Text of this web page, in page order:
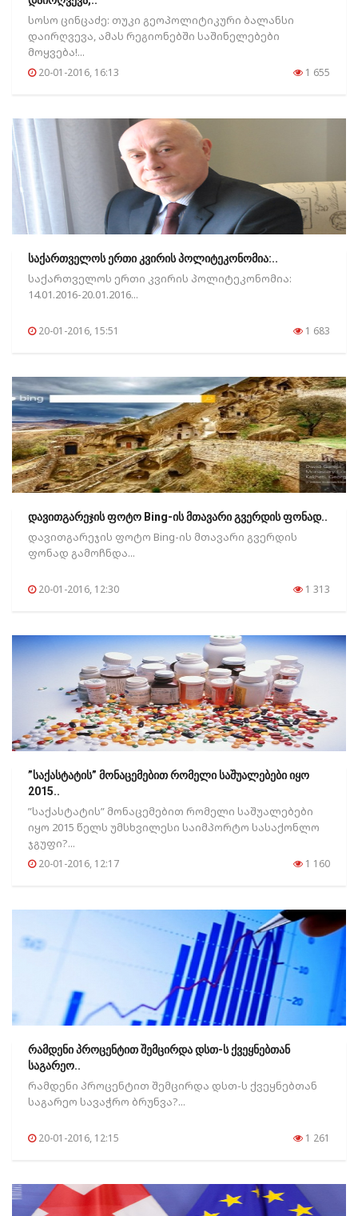
სოსო ცინცაძე: თუკი გეოპოლიტიკური ბალანსი
დაირღვევა, ამას რეგიონებში საშინელებები
მოყვება!...
20-01-2016, 16:13 1 655
საქართველოს ერთი კვირის პოლიტეკონომია:..
საქართველოს ერთი კვირის პოლიტეკონომია:
14.01.2016-20.01.2016...
20-01-2016, 15:51 1 683
დავითგარეჯის ფოტო Bing-ის მთავარი გვერდის ფონად..
დავითგარეჯის ფოტო Bing-ის მთავარი გვერდის
ფონად გამოჩნდა...
20-01-2016, 12:30 1 313
”საქასტატის” მონაცემებით რომელი საშუალებები იყო
2015..
”საქასტატის” მონაცემებით რომელი საშუალებები
იყო 2015 წელს უმსხვილესი საიმპორტო სასაქონლო
ჯგუფი?...
20-01-2016, 12:17 1 160
რამდენი პროცენტით შემცირდა დსთ-ს ქვეყნებთან
საგარეო..
რამდენი პროცენტით შემცირდა დსთ-ს ქვეყნებთან
საგარეო სავაჭრო ბრუნვა?...
20-01-2016, 12:15 1 261